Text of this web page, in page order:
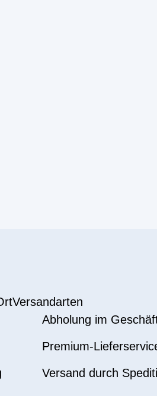
Versandarten
Abholung im
Premium-
Versand durch